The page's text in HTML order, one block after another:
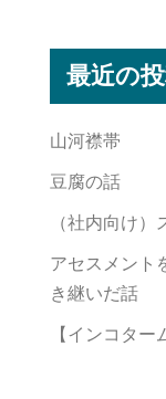
最近の
山河襟帯
豆腐の話
（社内向け
アセスメント
き継いだ話
【インコタ